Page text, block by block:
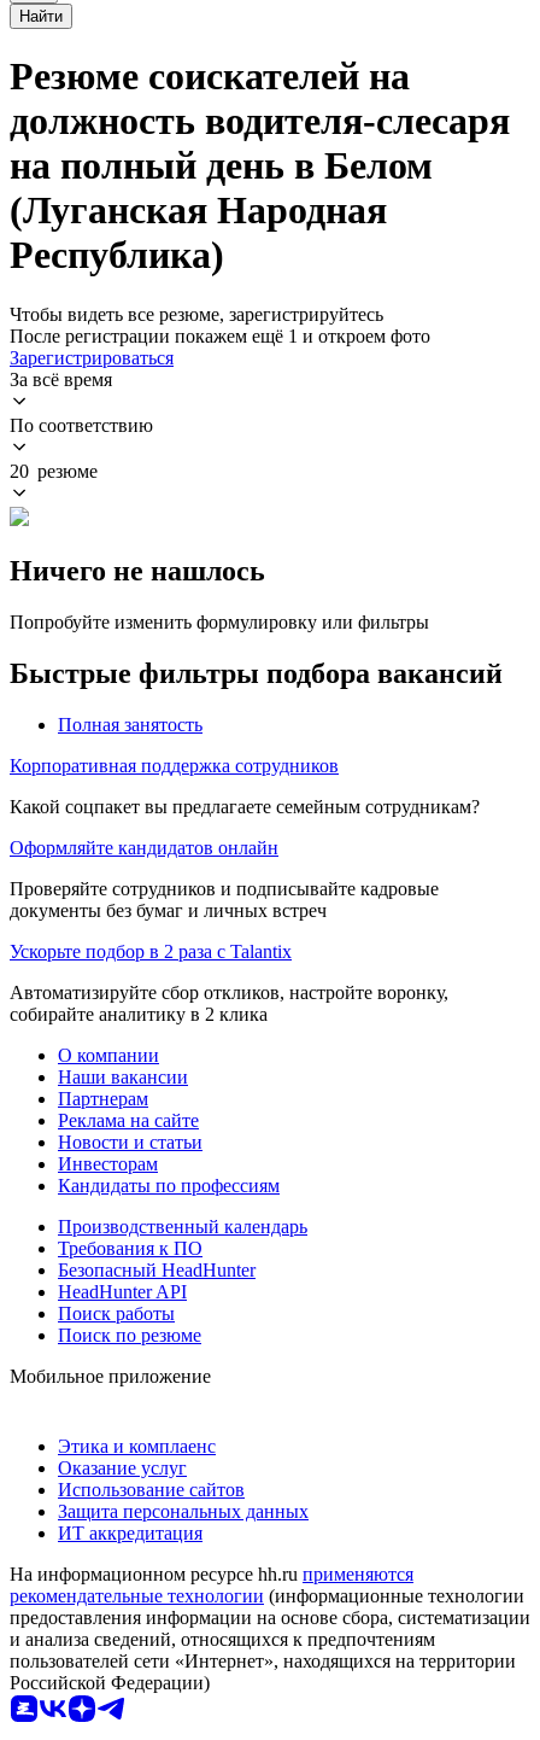
Найти
Резюме соискателей на
должность водителя-слесаря
на полный день в Белом
(Луганская Народная
Республика)
Чтобы видеть все резюме, зарегистрируйтесь
После регистрации покажем ещё 1 и откроем фото
Зарегистрироваться
За всё время
По соответствию
20 резюме
Ничего не нашлось
Попробуйте изменить формулировку или фильтры
Быстрые фильтры подбора вакансий
Полная занятость
Корпоративная поддержка сотрудников
Какой соцпакет вы предлагаете семейным сотрудникам?
Оформляйте кандидатов онлайн
Проверяйте сотрудников и подписывайте кадровые
документы без бумаг и личных встреч
Ускорьте подбор в 2 раза с Talantix
Автоматизируйте сбор откликов, настройте воронку,
собирайте аналитику в 2 клика
О компании
Наши вакансии
Партнерам
Реклама на сайте
Новости и статьи
Инвесторам
Кандидаты по профессиям
Производственный календарь
Требования к ПО
Безопасный HeadHunter
HeadHunter API
Поиск работы
Поиск по резюме
Мобильное приложение
Этика и комплаенс
Оказание услуг
Использование сайтов
Защита персональных данных
ИТ аккредитация
На информационном ресурсе hh.ru применяются
рекомендательные технологии (информационные технологии
предоставления информации на основе сбора, систематизации
и анализа сведений, относящихся к предпочтениям
пользователей сети «Интернет», находящихся на территории
Российской Федерации)